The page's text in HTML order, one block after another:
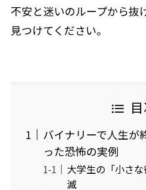
不安と迷いのループから抜
見つけてください。
バイナリーで人生
った恐怖の実例
大学生の「小さ
滅